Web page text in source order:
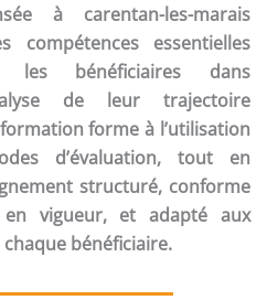
à carentan-les-marais
compétences essentielles
les bénéficiaires dans
de leur trajectoire
forme à l’utilisation
d’évaluation, tout en
structuré, conforme
en vigueur, et adapté aux
bénéficiaire.